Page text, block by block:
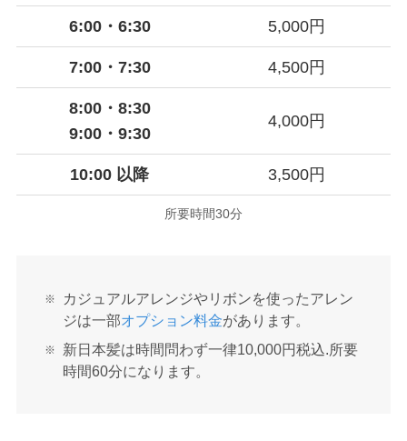
6:00・6:30 5,000円
7:00・7:30 4,500円
8:00・8:30
9:00・9:30
4,000円
10:00 以降 3,500円
所要時間30分
カジュアルアレンジやリボンを使ったアレン
ジは一部オプション料金があります。
新日本髪は時間問わず一律10,000円税込.所要
時間60分になります。